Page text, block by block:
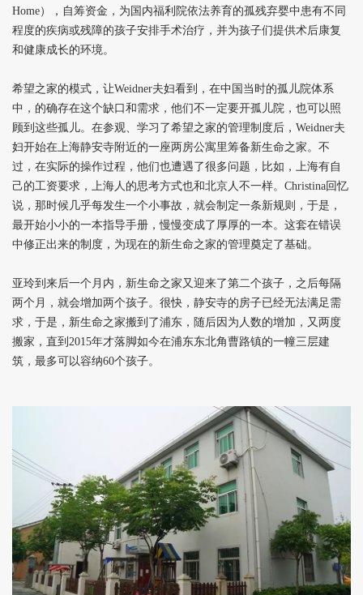
Home），自筹资金，为国内福利院依法养育的孤残弃婴中患有不同
程度的疾病或残障的孩子安排手术治疗，并为孩子们提供术后康复
和健康成长的环境。
希望之家的模式，让Weidner夫妇看到，在中国当时的孤儿院体系
中，的确存在这个缺口和需求，他们不一定要开孤儿院，也可以照
顾到这些孤儿。在参观、学习了希望之家的管理制度后，Weidner夫
妇开始在上海静安寺附近的一座两房公寓里筹备新生命之家。不
过，在实际的操作过程，他们也遭遇了很多问题，比如，上海有自
己的工资要求，上海人的思考方式也和北京人不一样。Christina回忆
说，那时候几乎每发生一个小事故，就会制定一条新规则，于是，
最开始小小的一本指导手册，慢慢变成了厚厚的一本。这套在错误
中修正出来的制度，为现在的新生命之家的管理奠定了基础。
亚玲到来后一个月内，新生命之家又迎来了第二个孩子，之后每隔
两个月，就会增加两个孩子。很快，静安寺的房子已经无法满足需
求，于是，新生命之家搬到了浦东，随后因为人数的增加，又两度
搬家，直到2015年才落脚如今在浦东东北角曹路镇的一幢三层建
筑，最多可以容纳60个孩子。